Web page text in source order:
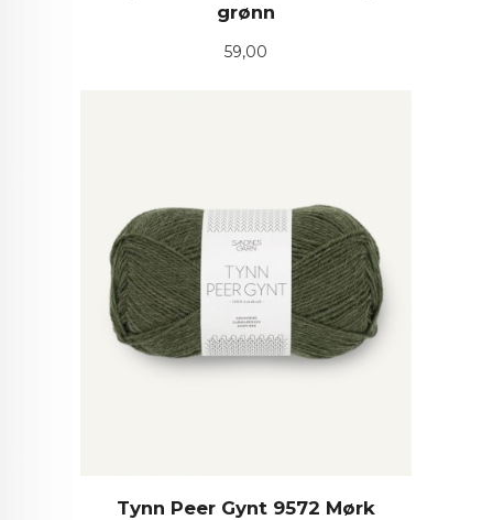
grønn
Pris
59,00
Tynn Peer Gynt 9572 Mørk